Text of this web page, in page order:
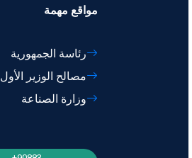
مواقع مهمة
رئاسة الجمهورية
مصالح الوزير الأول
وزارة الصناعة